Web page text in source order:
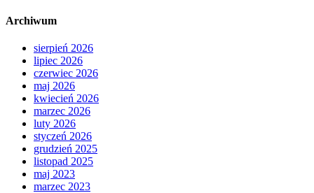
Archiwum
sierpień 2026
lipiec 2026
czerwiec 2026
maj 2026
kwiecień 2026
marzec 2026
luty 2026
styczeń 2026
grudzień 2025
listopad 2025
maj 2023
marzec 2023